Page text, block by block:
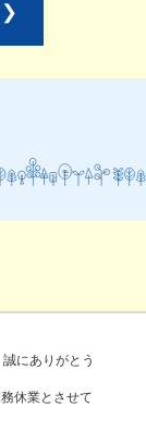
❯
にありがとう
休業とさせて